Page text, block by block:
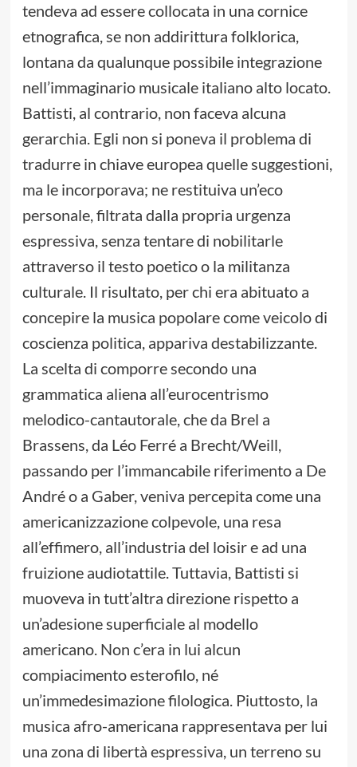
tendeva ad essere collocata in una cornice
etnografica, se non addirittura folklorica,
lontana da qualunque possibile integrazione
nell’immaginario musicale italiano alto locato.
Battisti, al contrario, non faceva alcuna
gerarchia. Egli non si poneva il problema di
tradurre in chiave europea quelle suggestioni,
ma le incorporava; ne restituiva un’eco
personale, filtrata dalla propria urgenza
espressiva, senza tentare di nobilitarle
attraverso il testo poetico o la militanza
culturale. Il risultato, per chi era abituato a
concepire la musica popolare come veicolo di
coscienza politica, appariva destabilizzante.
La scelta di comporre secondo una
grammatica aliena all’eurocentrismo
melodico-cantautorale, che da Brel a
Brassens, da Léo Ferré a Brecht/Weill,
passando per l’immancabile riferimento a De
André o a Gaber, veniva percepita come una
americanizzazione colpevole, una resa
all’effimero, all’industria del loisir e ad una
fruizione audiotattile. Tuttavia, Battisti si
muoveva in tutt’altra direzione rispetto a
un’adesione superficiale al modello
americano. Non c’era in lui alcun
compiacimento esterofilo, né
un’immedesimazione filologica. Piuttosto, la
musica afro-americana rappresentava per lui
una zona di libertà espressiva, un terreno su